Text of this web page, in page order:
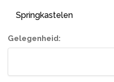
Springkastelen
Tenten
Gelegenheid: